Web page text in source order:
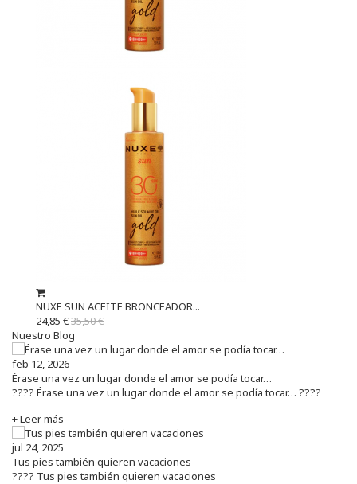
NUXE SUN ACEITE BRONCEADOR...
24,85 €35,50 €
Nuestro Blog
feb 12, 2026
Érase una vez un lugar donde el amor se podía tocar…
???? Érase una vez un lugar donde el amor se podía tocar… ????
+ Leer más
jul 24, 2025
Tus pies también quieren vacaciones
???? Tus pies también quieren vacaciones